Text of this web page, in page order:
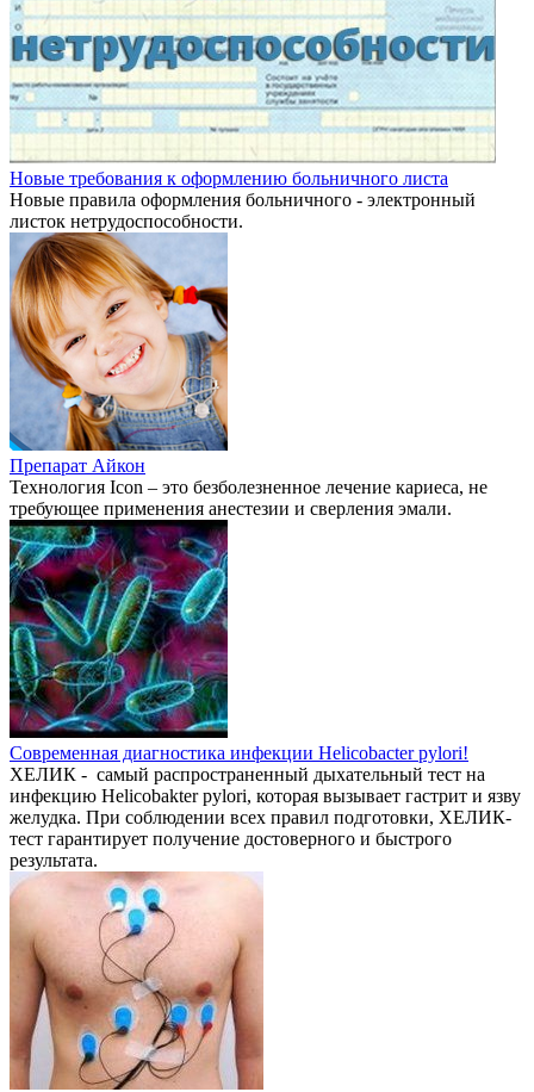
Новые требования к оформлению больничного листа
Новые правила оформления больничного - электронный
листок нетрудоспособности.
Препарат Айкон
Технология Icon – это безболезненное лечение кариеса, не
требующее применения анестезии и сверления эмали.
Современная диагностика инфекции Helicobacter pylori!
ХЕЛИК - самый распространенный дыхательный тест на
инфекцию Helicobakter pylori, которая вызывает гастрит и язву
желудка. При соблюдении всех правил подготовки, ХЕЛИК-
тест гарантирует получение достоверного и быстрого
результата.